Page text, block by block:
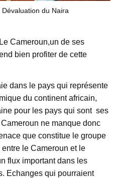
Dévaluation du Naira
Cameroun,un de ses
bien profiter de cette
dans le pays qui représente
du continent africain,
pour les pays qui sont ses
ne manque donc
que constitue le groupe
le Cameroun et le
flux important dans les
Echanges qui pourraient